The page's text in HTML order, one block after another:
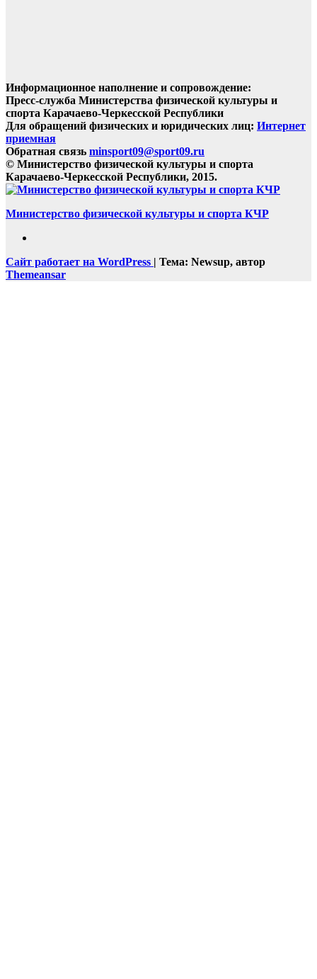
Информационное наполнение и сопровождение:
Пресс-служба Министерства физической культуры и
спорта Карачаево-Черкесской Республики
Для обращений физических и юридических лиц: Интернет
приемная
Обратная связь minsport09@sport09.ru
© Министерство физической культуры и спорта
Карачаево-Черкесской Республики, 2015.
Министерство физической культуры и спорта КЧР
Сайт работает на WordPress | Тема: Newsup, автор
Themeansar